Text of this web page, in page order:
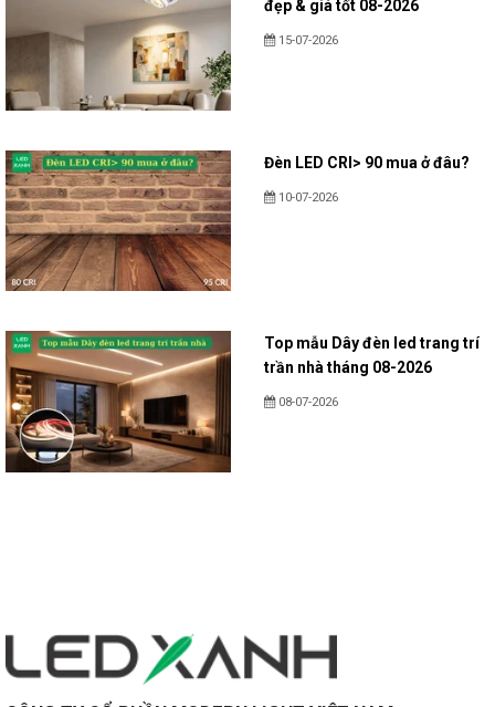
đẹp & giá tốt 08-2026
15-07-2026
Đèn LED CRI> 90 mua ở đâu?
10-07-2026
Top mẫu Dây đèn led trang trí
trần nhà tháng 08-2026
08-07-2026